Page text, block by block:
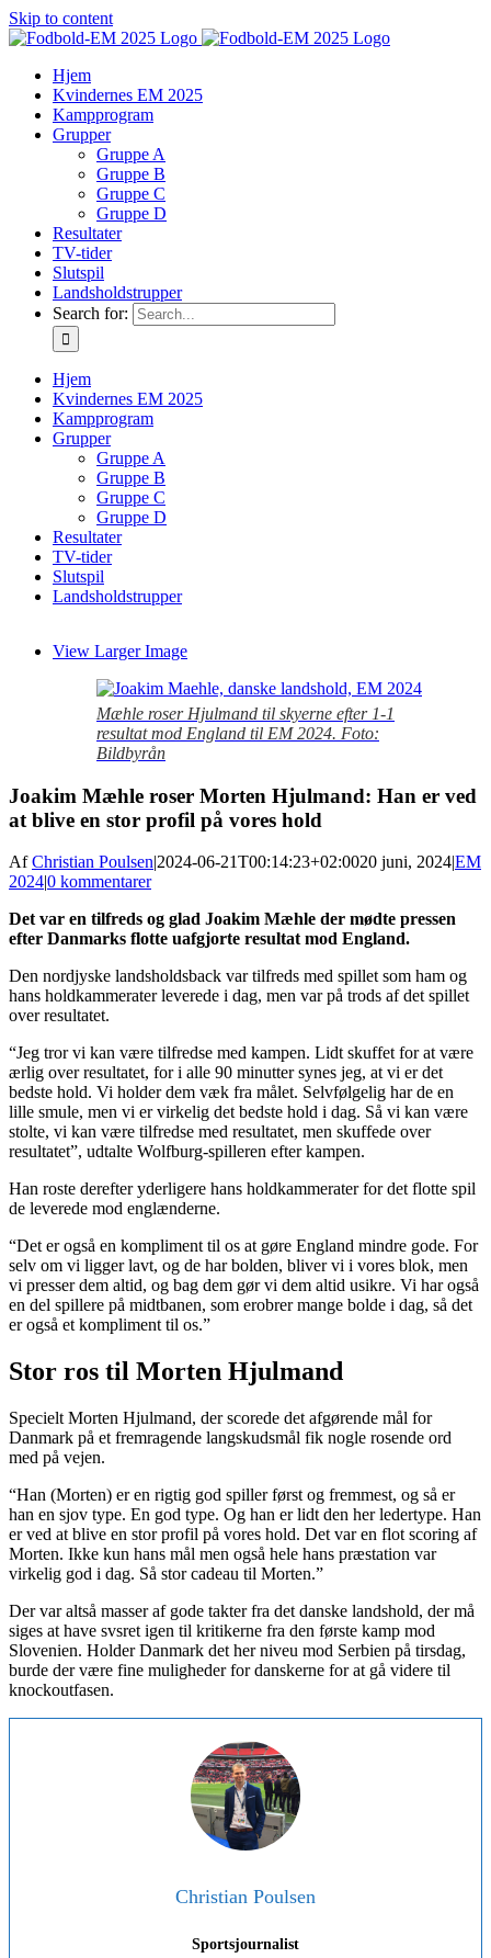
Skip to content
Hjem
Kvindernes EM 2025
Kampprogram
Grupper
Gruppe A
Gruppe B
Gruppe C
Gruppe D
Resultater
TV-tider
Slutspil
Landsholdstrupper
Search for:
Hjem
Kvindernes EM 2025
Kampprogram
Grupper
Gruppe A
Gruppe B
Gruppe C
Gruppe D
Resultater
TV-tider
Slutspil
Landsholdstrupper
View Larger Image
Mæhle roser Hjulmand til skyerne efter 1-1
resultat mod England til EM 2024. Foto:
Bildbyrån
Joakim Mæhle roser Morten Hjulmand: Han er ved
at blive en stor profil på vores hold
AfChristian Poulsen|2024-06-21T00:14:23+02:0020 juni, 2024|EM
2024|0 kommentarer
Det var en tilfreds og glad Joakim Mæhle der mødte pressen
efter Danmarks flotte uafgjorte resultat mod England.
Den nordjyske landsholdsback var tilfreds med spillet som ham og
hans holdkammerater leverede i dag, men var på trods af det spillet
over resultatet.
“Jeg tror vi kan være tilfredse med kampen. Lidt skuffet for at være
ærlig over resultatet, for i alle 90 minutter synes jeg, at vi er det
bedste hold. Vi holder dem væk fra målet. Selvfølgelig har de en
lille smule, men vi er virkelig det bedste hold i dag. Så vi kan være
stolte, vi kan være tilfredse med resultatet, men skuffede over
resultatet”, udtalte Wolfburg-spilleren efter kampen.
Han roste derefter yderligere hans holdkammerater for det flotte spil
de leverede mod englænderne.
“Det er også en kompliment til os at gøre England mindre gode. For
selv om vi ligger lavt, og de har bolden, bliver vi i vores blok, men
vi presser dem altid, og bag dem gør vi dem altid usikre. Vi har også
en del spillere på midtbanen, som erobrer mange bolde i dag, så det
er også et kompliment til os.”
Stor ros til Morten Hjulmand
Specielt Morten Hjulmand, der scorede det afgørende mål for
Danmark på et fremragende langskudsmål fik nogle rosende ord
med på vejen.
“Han (Morten) er en rigtig god spiller først og fremmest, og så er
han en sjov type. En god type. Og han er lidt den her ledertype. Han
er ved at blive en stor profil på vores hold. Det var en flot scoring af
Morten. Ikke kun hans mål men også hele hans præstation var
virkelig god i dag. Så stor cadeau til Morten.”
Der var altså masser af gode takter fra det danske landshold, der må
siges at have svsret igen til kritikerne fra den første kamp mod
Slovenien. Holder Danmark det her niveu mod Serbien på tirsdag,
burde der være fine muligheder for danskerne for at gå videre til
knockoutfasen.
Christian Poulsen
Sportsjournalist